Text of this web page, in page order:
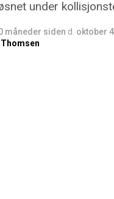
under
måneder siden d. oktober